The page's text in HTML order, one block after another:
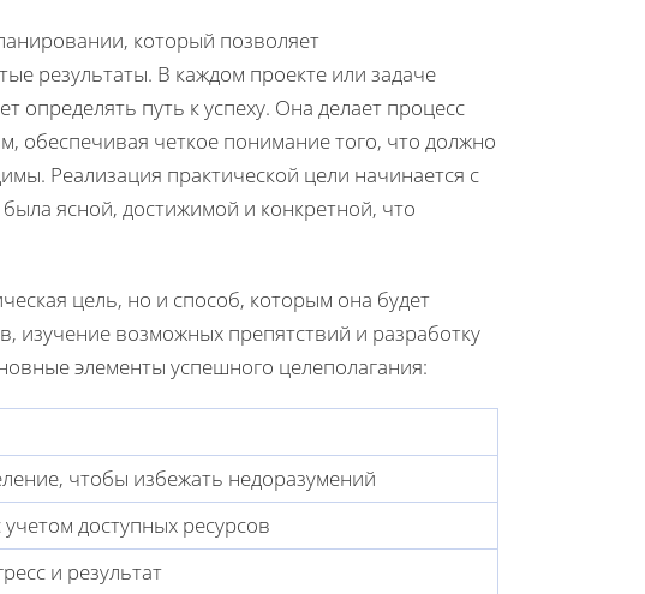
который позволяет
результаты. В каждом проекте или задаче
определять путь к успеху. Она делает процесс
четкое понимание того, что должно
Реализация практической цели начинается с
ясной, достижимой и конкретной, что
цель, но и способ, которым она будет
изучение возможных препятствий и разработку
элементы успешного целеполагания:
чтобы избежать недоразумений
доступных ресурсов
и результат